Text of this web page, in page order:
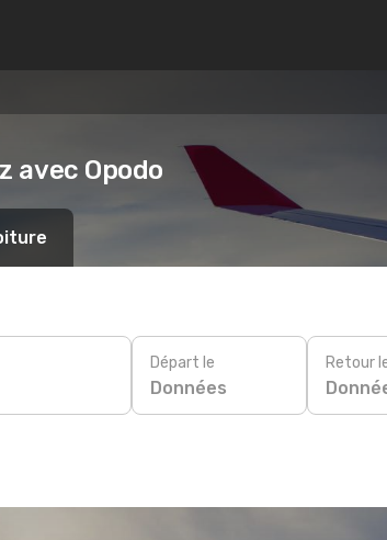
avec Opodo
Départ le
Données
Retour